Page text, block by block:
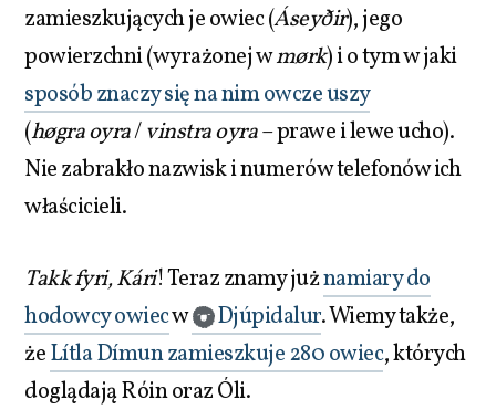
zamieszkujących je owiec (Áseyðir), jego
powierzchni (wyrażonej wmørk) i o tym w jaki
sposób znaczy się na nim owcze uszy
(høgra oyra/vinstra oyra– prawe i lewe ucho).
Nie zabrakło nazwisk i numerów telefonów ich
właścicieli.
Takk fyri, Kári! Teraz znamy jużnamiary do
hodowcy owiecw Djúpidalur. Wiemy także,
żeLítla Dímun zamieszkuje 280 owiec, których
doglądają Róin oraz Óli.